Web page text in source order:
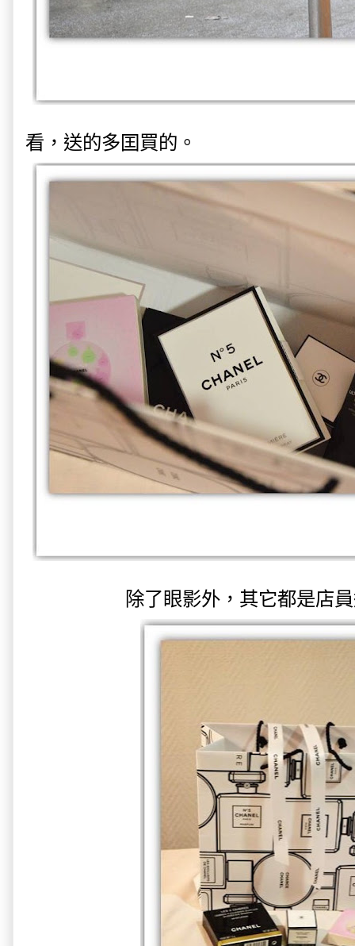
看，送的多囯買的。
除了眼影外，其它都是店